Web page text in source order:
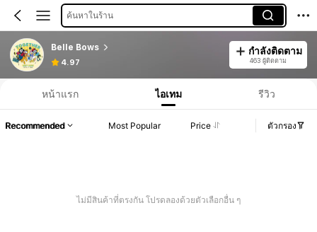
ค้นหาในร้าน
Belle Bows
4.97
กำลังติดตาม
463 ผู้ติดตาม
หน้าแรก ไอเทม รีวิว
Recommended Most Popular Price ตัวกรอง
ไม่มีสินค้าที่ตรงกัน โปรดลองด้วยตัวเลือกอื่น ๆ